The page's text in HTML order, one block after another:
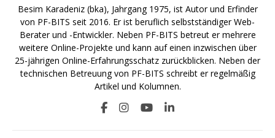
Besim Karadeniz (bka), Jahrgang 1975, ist Autor und Erfinder
von PF-BITS seit 2016. Er ist beruflich selbstständiger Web-
Berater und -Entwickler. Neben PF-BITS betreut er mehrere
weitere Online-Projekte und kann auf einen inzwischen über
25-jährigen Online-Erfahrungsschatz zurückblicken. Neben der
technischen Betreuung von PF-BITS schreibt er regelmäßig
Artikel und Kolumnen.